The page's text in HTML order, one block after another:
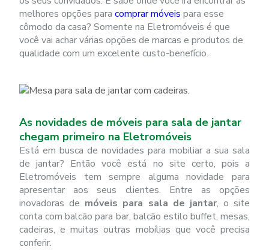
melhores opções paracomprar móveis para esse
cômodo da casa? Somente na Eletromóveis é que
você vai achar várias opções de marcas e produtos de
qualidade com um excelente custo-benefício.
As novidades de móveis para sala de jantar
chegam primeiro na Eletromóveis
Está em busca de novidades para mobiliar a sua sala
de jantar? Então você está no site certo, pois a
Eletromóveis tem sempre alguma novidade para
apresentar aos seus clientes. Entre as opções
inovadoras de móveis para sala de jantar, o site
conta com balcão para bar, balcão estilo buffet, mesas,
cadeiras, e muitas outras mobílias que você precisa
conferir.